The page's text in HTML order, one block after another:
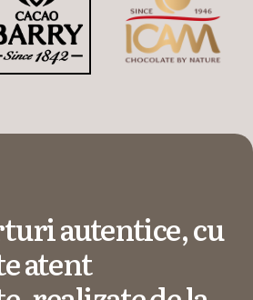
autentice, cu
atent